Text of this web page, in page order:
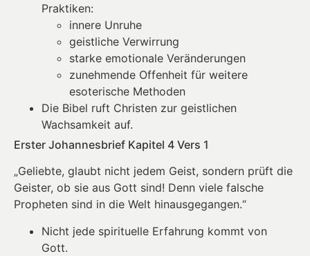
Praktiken:
innere Unruhe
geistliche Verwirrung
starke emotionale Veränderungen
zunehmende Offenheit für weitere
esoterische Methoden
Die Bibel ruft Christen zur geistlichen
Wachsamkeit auf.
Erster Johannesbrief Kapitel 4 Vers 1
„Geliebte, glaubt nicht jedem Geist, sondern prüft die
Geister, ob sie aus Gott sind! Denn viele falsche
Propheten sind in die Welt hinausgegangen.“
Nicht jede spirituelle Erfahrung kommt von
Gott.